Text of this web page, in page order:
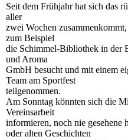
Seit dem Frühjahr hat sich das
aller
zwei Wochen
zum Beispiel
die Schimmel-Bibliothek in der
und Aroma
GmbH besucht und mit einem
Team am Sportfest
teilgenommen.
Am Sonntag könnten sich die
Vereinsarbeit
informieren, noch nie gesehene
oder alten Geschichten